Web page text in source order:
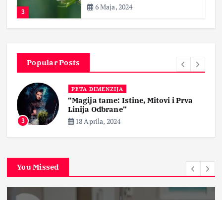
3
6 Maja, 2024
Popular Posts
3
PETA DIMENZIJA
“Magija tame: Istine, Mitovi i Prva
Linija Odbrane”
18 Aprila, 2024
You Missed